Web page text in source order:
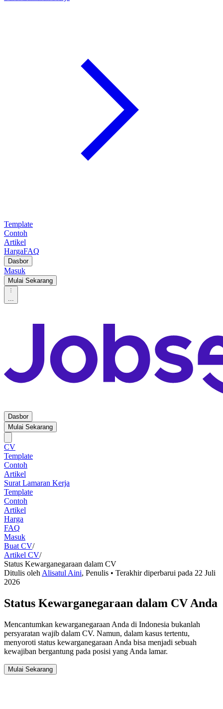
Template
Contoh
Artikel
HargaFAQ
Dasbor
Masuk
Mulai Sekarang
...
Dasbor
Mulai Sekarang
CV
Template
Contoh
Artikel
Surat Lamaran Kerja
Template
Contoh
Artikel
Harga
FAQ
Masuk
Buat CV/
Artikel CV/
Status Kewarganegaraan dalam CV
Ditulis oleh Alisatul Aini, Penulis • Terakhir diperbarui pada 22 Juli
2026
Status Kewarganegaraan dalam CV Anda
Mencantumkan kewarganegaraan Anda di Indonesia bukanlah
persyaratan wajib dalam CV. Namun, dalam kasus tertentu,
menyoroti status kewarganegaraan Anda bisa menjadi sebuah
kewajiban bergantung pada posisi yang Anda lamar.
Mulai Sekarang